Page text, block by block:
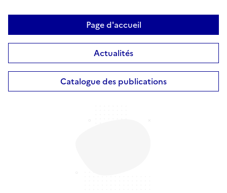
Page d'accueil
Actualités
Catalogue des publications